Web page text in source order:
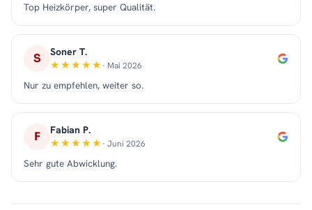
Top Heizkörper, super Qualität.
S Soner T.
· Mai 2026
Nur zu empfehlen, weiter so.
F Fabian P.
· Juni 2026
Sehr gute Abwicklung.